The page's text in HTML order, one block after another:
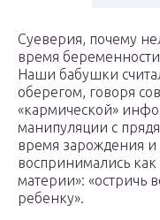
Суеверия, почему
время
Наши бабушки
оберегом, говоря
«кармической»
манипуляции с
время зарождения
воспринимались
материи»: «остричь
ребенку».